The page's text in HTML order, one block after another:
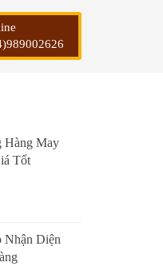
Hàng May
Tốt
Nhận Diện